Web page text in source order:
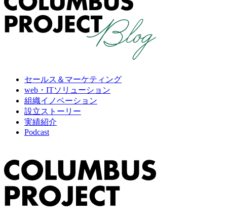
セールス＆マーケティング
web・ITソリューション
組織イノベーション
設立ストーリー
実績紹介
Podcast